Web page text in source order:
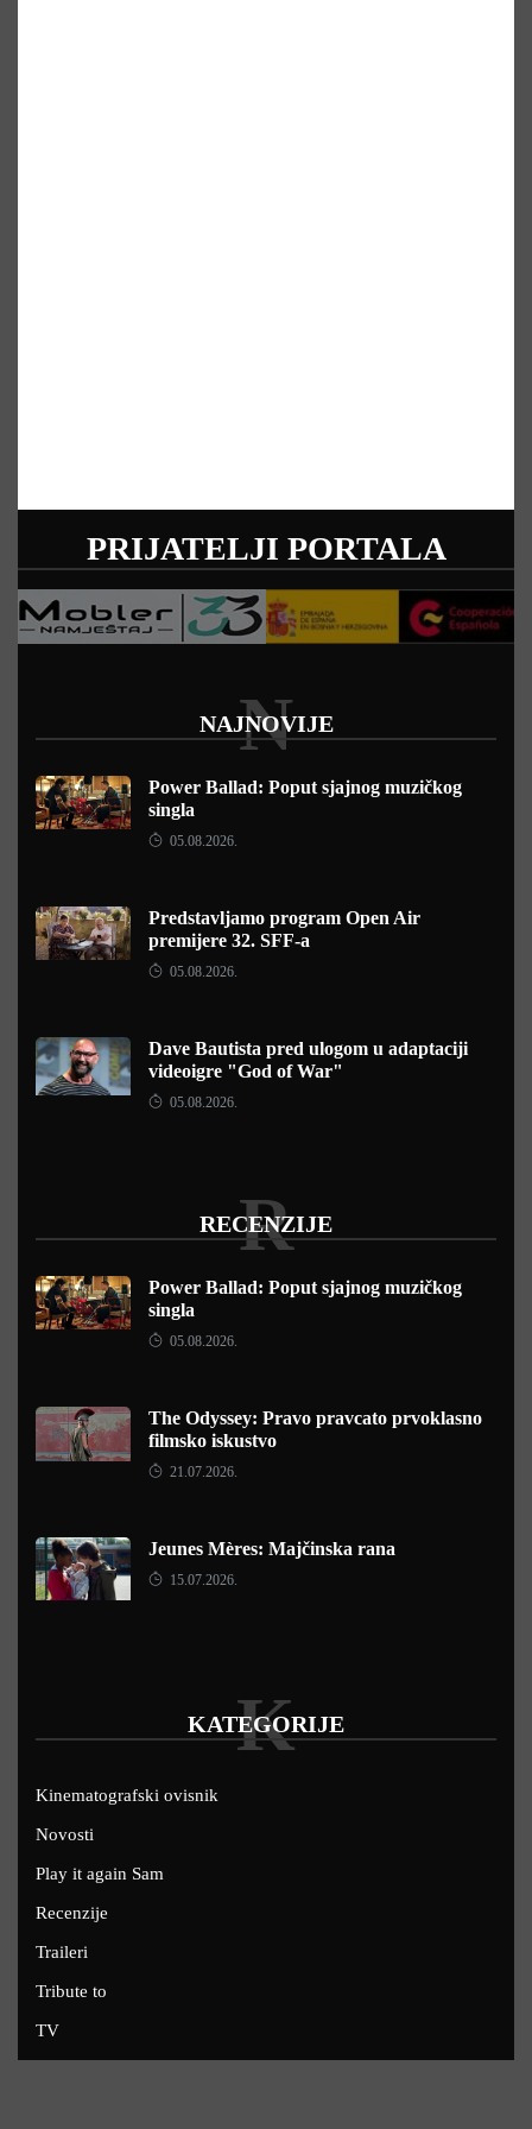
PRIJATELJI PORTALA
NAJNOVIJE
N
Power Ballad: Poput sjajnog muzičkog
singla
05.08.2026.
Predstavljamo program Open Air
premijere 32. SFF-a
05.08.2026.
Dave Bautista pred ulogom u adaptaciji
videoigre "God of War"
05.08.2026.
RECENZIJE
R
Power Ballad: Poput sjajnog muzičkog
singla
05.08.2026.
The Odyssey: Pravo pravcato prvoklasno
filmsko iskustvo
21.07.2026.
Jeunes Mères: Majčinska rana
15.07.2026.
KATEGORIJE
K
Kinematografski ovisnik
Novosti
Play it again Sam
Recenzije
Traileri
Tribute to
TV